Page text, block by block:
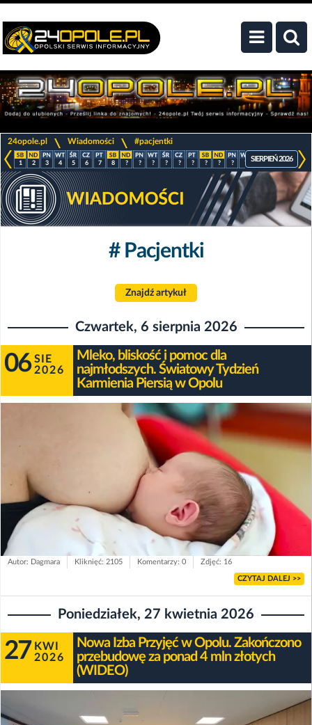
24opole.pl Wiadomości #pacjentki
1 2 3 4 5 6 7 8 ? ? ? ? ? ? ? ? ? ? ? ? ?
SIERPIEŃ 2026
# Pacjentki
Znajdź artykuł
Czwartek, 6 sierpnia 2026
06 SIE
2026
Mleko, bliskość i pomoc dla
najmłodszych. Światowy Tydzień
Karmienia Piersią w Opolu
Autor: Dagmara Kliknięć: 2105 Komentarzy: 0 Zdjęć: 16
CZYTAJ DALEJ >>
Poniedziałek, 27 kwietnia 2026
27 KWI
2026
Nowa Izba Przyjęć w Opolu. Zakończono
przebudowę za ponad 4 mln złotych
(WIDEO)